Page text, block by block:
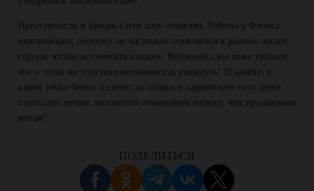
Преступности в Бридж-Сити хоть отбавляй. Работы у Фликса
невпроворот, поэтому он частенько появляется в разных частях
города, чтобы остановить злодеев. Возможно, вы тоже увидите
его и тогда не упустите возможность рискнуть! Угадайте, в
какой точке Фликс взлетит за облака и заработаете кучу денег –
пусть они лучше достанутся отчаянному игроку, чем продажным
копам!
ПОДЕЛИТЬСЯ